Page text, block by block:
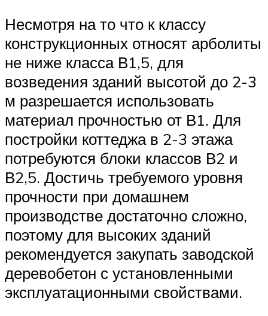
Несмотря на то что к классу
конструкционных относят арболиты
не ниже класса В1,5, для
возведения зданий высотой до 2-3
м разрешается использовать
материал прочностью от В1. Для
постройки коттеджа в 2-3 этажа
потребуются блоки классов В2 и
В2,5. Достичь требуемого уровня
прочности при домашнем
производстве достаточно сложно,
поэтому для высоких зданий
рекомендуется закупать заводской
деревобетон с установленными
эксплуатационными свойствами.